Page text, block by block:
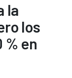
la
los
en